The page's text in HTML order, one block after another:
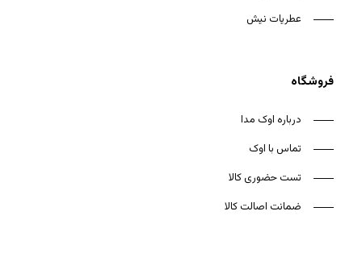
عطریات نیش
فروشگاه
درباره اوک مدا
تماس با اوک
تست حضوری کالا
ضمانت اصالت کالا